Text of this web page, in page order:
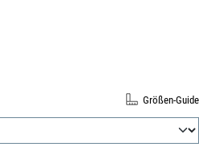
Größen-Guide